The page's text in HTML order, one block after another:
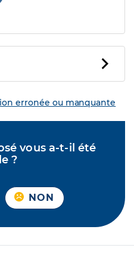
erronée ou manquante
vous a-t-il été
?
NON